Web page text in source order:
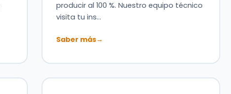
producir al 100 %. Nuestro equipo técnico
visita tu ins…
Saber más→